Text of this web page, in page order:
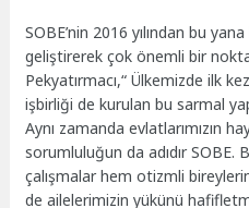
SOBE’nin 2016 yılından bu
geliştirerek çok önemli bir
Pekyatırmacı,“ Ülkemizde ilk
işbirliği de kurulan bu sarmal
Aynı zamanda evlatlarımızın
sorumluluğun da adıdır SOBE.
çalışmalar hem otizmli
de ailelerimizin yükünü